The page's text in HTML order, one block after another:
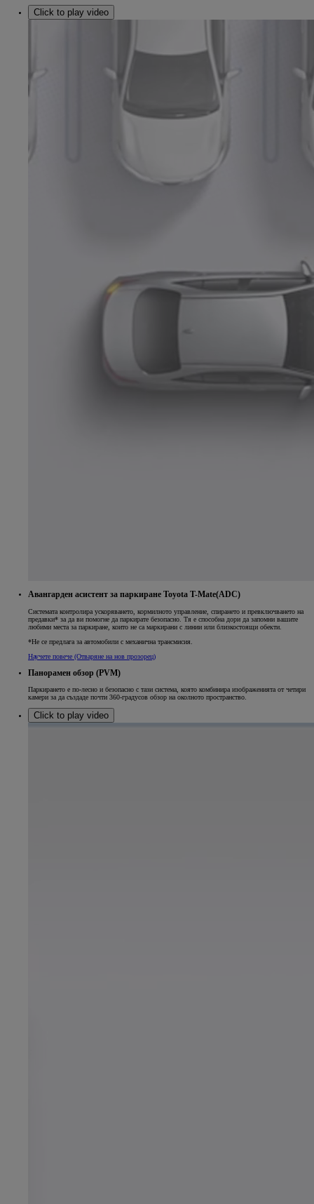
Click to play video
Авангарден асистент за паркиране Toyota T-Mate(ADC)
Системата контролира ускоряването, кормилното управление, спирането и превключването на
предавки* за да ви помогне да паркирате безопасно. Тя е способна дори да запомни вашите
любими места за паркиране, които не са маркирани с линии или близкостоящи обекти.
*Не се предлага за автомобили с механична трансмисия.
Научете повече (Отваряне на нов прозорец)
Панорамен обзор (PVM)
Паркирането е по-лесно и безопасно с тази система, която комбинира изображенията от четири
камери за да създаде почти 360-градусов обзор на околното пространство.
Click to play video